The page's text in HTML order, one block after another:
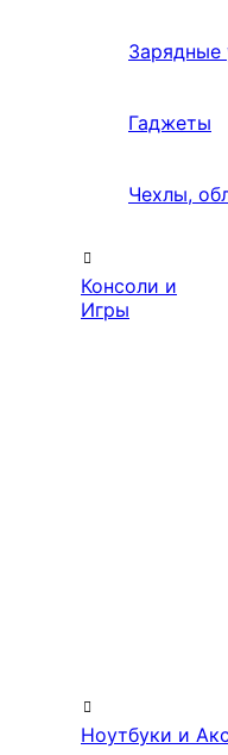
Зарядные
Гаджеты
Чехлы,
Консоли и
Игры
Ноутбуки и